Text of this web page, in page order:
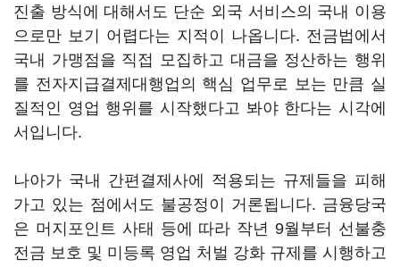
진출 방식에 대해서도 단순 외국 서비스의 국내 이용
으로만 보기 어렵다는 지적이 나옵니다. 전금법에서
국내 가맹점을 직접 모집하고 대금을 정산하는 행위
를 전자지급결제대행업의 핵심 업무로 보는 만큼 실
질적인 영업 행위를 시작했다고 봐야 한다는 시각에
서입니다.
나아가 국내 간편결제사에 적용되는 규제들을 피해
가고 있는 점에서도 불공정이 거론됩니다. 금융당국
은 머지포인트 사태 등에 따라 작년 9월부터 선불충
전금 보호 및 미등록 영업 처벌 강화 규제를 시행하고